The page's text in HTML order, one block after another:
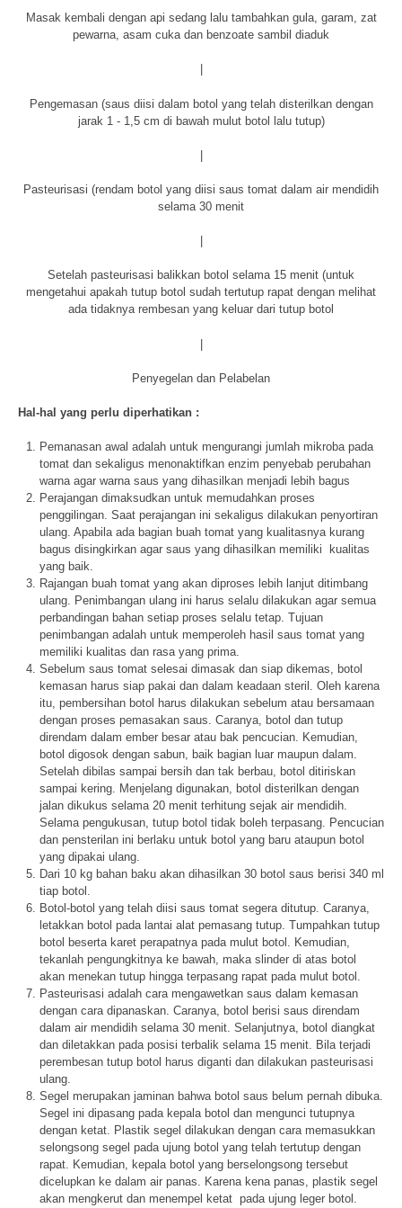
Masak kembali dengan api sedang lalu tambahkan gula, garam, zat
pewarna, asam cuka dan benzoate sambil diaduk
Pengemasan (saus diisi dalam botol yang telah disterilkan dengan
jarak 1 - 1,5 cm di bawah mulut botol lalu tutup)
Pasteurisasi (rendam botol yang diisi saus tomat dalam air mendidih
selama 30 menit
Setelah pasteurisasi balikkan botol selama 15 menit (untuk
mengetahui apakah tutup botol sudah tertutup rapat dengan melihat
ada tidaknya rembesan yang keluar dari tutup botol
|
Penyegelan dan Pelabelan
Hal-hal yang perlu diperhatikan :
Pemanasan awal adalah untuk mengurangi jumlah mikroba pada
tomat dan sekaligus menonaktifkan enzim penyebab perubahan
warna agar warna saus yang dihasilkan menjadi lebih bagus
Perajangan dimaksudkan untuk memudahkan proses
penggilingan. Saat perajangan ini sekaligus dilakukan penyortiran
ulang. Apabila ada bagian buah tomat yang kualitasnya kurang
bagus disingkirkan agar saus yang dihasilkan memiliki kualitas
yang baik.
Rajangan buah tomat yang akan diproses lebih lanjut ditimbang
ulang. Penimbangan ulang ini harus selalu dilakukan agar semua
perbandingan bahan setiap proses selalu tetap. Tujuan
penimbangan adalah untuk memperoleh hasil saus tomat yang
memiliki kualitas dan rasa yang prima.
Sebelum saus tomat selesai dimasak dan siap dikemas, botol
kemasan harus siap pakai dan dalam keadaan steril. Oleh karena
itu, pembersihan botol harus dilakukan sebelum atau bersamaan
dengan proses pemasakan saus. Caranya, botol dan tutup
direndam dalam ember besar atau bak pencucian. Kemudian,
botol digosok dengan sabun, baik bagian luar maupun dalam.
Setelah dibilas sampai bersih dan tak berbau, botol ditiriskan
sampai kering. Menjelang digunakan, botol disterilkan dengan
jalan dikukus selama 20 menit terhitung sejak air mendidih.
Selama pengukusan, tutup botol tidak boleh terpasang. Pencucian
dan pensterilan ini berlaku untuk botol yang baru ataupun botol
yang dipakai ulang.
Dari 10 kg bahan baku akan dihasilkan 30 botol saus berisi 340 ml
tiap botol.
Botol-botol yang telah diisi saus tomat segera ditutup. Caranya,
letakkan botol pada lantai alat pemasang tutup. Tumpahkan tutup
botol beserta karet perapatnya pada mulut botol. Kemudian,
tekanlah pengungkitnya ke bawah, maka slinder di atas botol
akan menekan tutup hingga terpasang rapat pada mulut botol.
Pasteurisasi adalah cara mengawetkan saus dalam kemasan
dengan cara dipanaskan. Caranya, botol berisi saus direndam
dalam air mendidih selama 30 menit. Selanjutnya, botol diangkat
dan diletakkan pada posisi terbalik selama 15 menit. Bila terjadi
perembesan tutup botol harus diganti dan dilakukan pasteurisasi
ulang.
Segel merupakan jaminan bahwa botol saus belum pernah dibuka.
Segel ini dipasang pada kepala botol dan mengunci tutupnya
dengan ketat. Plastik segel dilakukan dengan cara memasukkan
selongsong segel pada ujung botol yang telah tertutup dengan
rapat. Kemudian, kepala botol yang berselongsong tersebut
dicelupkan ke dalam air panas. Karena kena panas, plastik segel
akan mengkerut dan menempel ketat pada ujung leger botol.